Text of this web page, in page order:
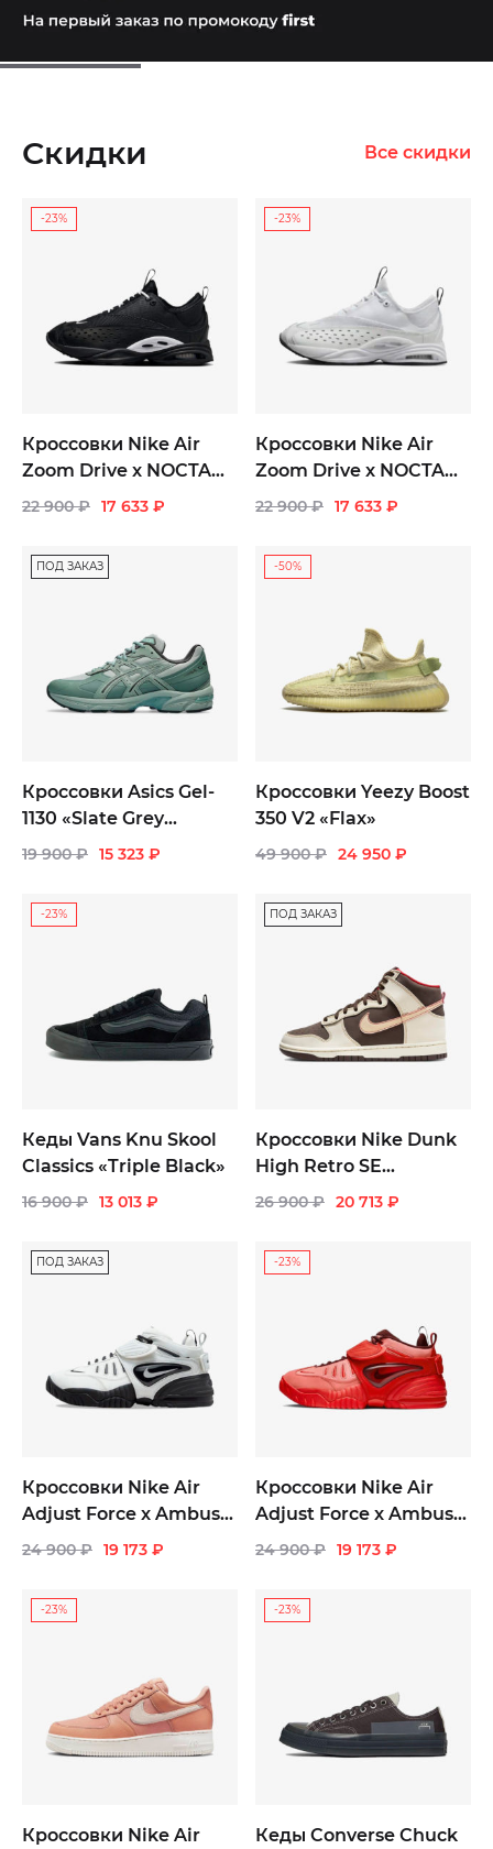
Скидки Все скидки
-23%
Кроссовки Nike Air
Zoom Drive x NOCTA
«Black White»
22 900₽ 17 633 ₽
-23%
Кроссовки Nike Air
Zoom Drive x NOCTA
«Summit White»
22 900₽ 17 633 ₽
ПОД ЗАКАЗ
Кроссовки Asics Gel-
1130 «Slate Grey
Graphite Grey»
19 900₽ 15 323 ₽
-50%
Кроссовки Yeezy Boost
350 V2 «Flax»
49 900₽ 24 950 ₽
-23%
Кеды Vans Knu Skool
Classics «Triple Black»
16 900₽ 13 013 ₽
ПОД ЗАКАЗ
Кроссовки Nike Dunk
High Retro SE
«Baroque Brown»
26 900₽ 20 713 ₽
ПОД ЗАКАЗ
Кроссовки Nike Air
Adjust Force x Ambush
«Summit White and
24 900₽ 19 173 ₽
-23%
Кроссовки Nike Air
Adjust Force x Ambush
«Orange»
24 900₽ 19 173 ₽
-23%
Кроссовки Nike Air
-23%
Кеды Converse Chuck